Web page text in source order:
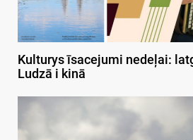
Kulturys īsacejumi nedeļai:
Ludzā i kinā